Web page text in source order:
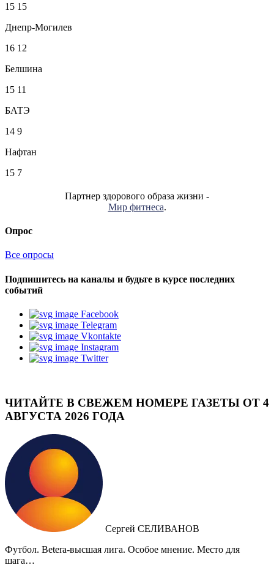
15 15
Днепр-Могилев
16 12
Белшина
15 11
БАТЭ
14 9
Нафтан
15 7
Партнер здорового образа жизни -
Мир фитнеса.
Опрос
Все опросы
Подпишитесь на каналы и будьте в курсе последних
событий
Facebook
Telegram
Vkontakte
Instagram
Twitter
ЧИТАЙТЕ В СВЕЖЕМ НОМЕРЕ ГАЗЕТЫ ОТ 4
АВГУСТА 2026 ГОДА
Сергей СЕЛИВАНОВ
Футбол. Betera-высшая лига. Особое мнение. Место для
шага…